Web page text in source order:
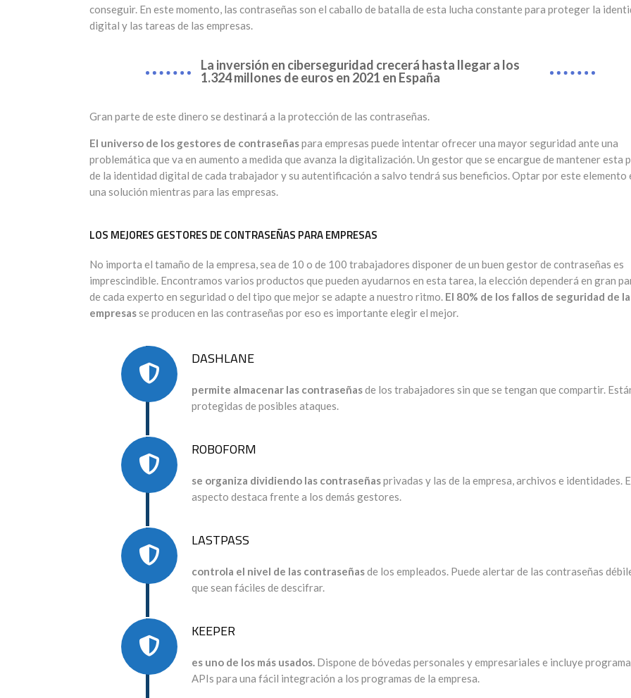
conseguir. En este momento, las contraseñas son el caballo de batalla de esta lucha constante para proteger la
digital y las tareas de las empresas.
La inversión en ciberseguridad crecerá hasta llegar a los
1.324 millones de euros en 2021 en España
Gran parte de este dinero se destinará a la protección de las contraseñas.
El universo de los gestores de contraseñaspara empresas puede intentar ofrecer una mayor seguridad ante una
problemática que va en aumento a medida que avanza la digitalización. Un gestor que se encargue de mantener esta
de la identidad digital de cada trabajador y su autentificación a salvo tendrá sus beneficios. Optar por este elemento
una solución mientras para las empresas.
LOS MEJORES GESTORES DE CONTRASEÑAS PARA EMPRESAS
No importa el tamaño de la empresa, sea de 10 o de 100 trabajadores disponer de un buen gestor de contraseñas es
imprescindible. Encontramos varios productos que pueden ayudarnos en esta tarea, la elección dependerá en gran
de cada experto en seguridad o del tipo que mejor se adapte a nuestro ritmo. El 80% de los fallos de seguridad de
empresasse producen en las contraseñas por eso es importante elegir el mejor.
DASHLANE
permite almacenar las contraseñasde los trabajadores sin que se tengan que compartir.
protegidas de posibles ataques.
ROBOFORM
se organiza dividiendo las contraseñasprivadas y las de la empresa, archivos e identidades.
aspecto destaca frente a los demás gestores.
LASTPASS
controla el nivel de las contraseñasde los empleados. Puede alertar de las contraseñas
que sean fáciles de descifrar.
KEEPER
es uno de los más usados. Dispone de bóvedas personales y empresariales e incluye
APIs para una fácil integración a los programas de la empresa.